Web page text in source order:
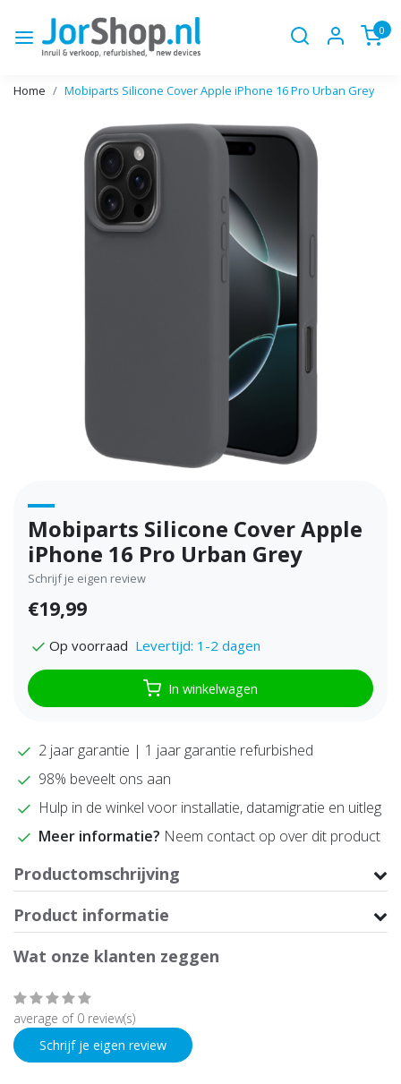
0
Home Mobiparts Silicone Cover Apple iPhone 16 Pro Urban Grey
Mobiparts Silicone Cover Apple
iPhone 16 Pro Urban Grey
Schrijf je eigen review
€19,99
Op voorraad Levertijd: 1-2 dagen
In winkelwagen
2 jaar garantie | 1 jaar garantie refurbished
98% beveelt ons aan
Hulp in de winkel voor installatie, datamigratie en uitleg
Meer informatie? Neem contact op over dit product
Productomschrijving
Product informatie
Wat onze klanten zeggen
average of 0 review(s)
Schrijf je eigen review